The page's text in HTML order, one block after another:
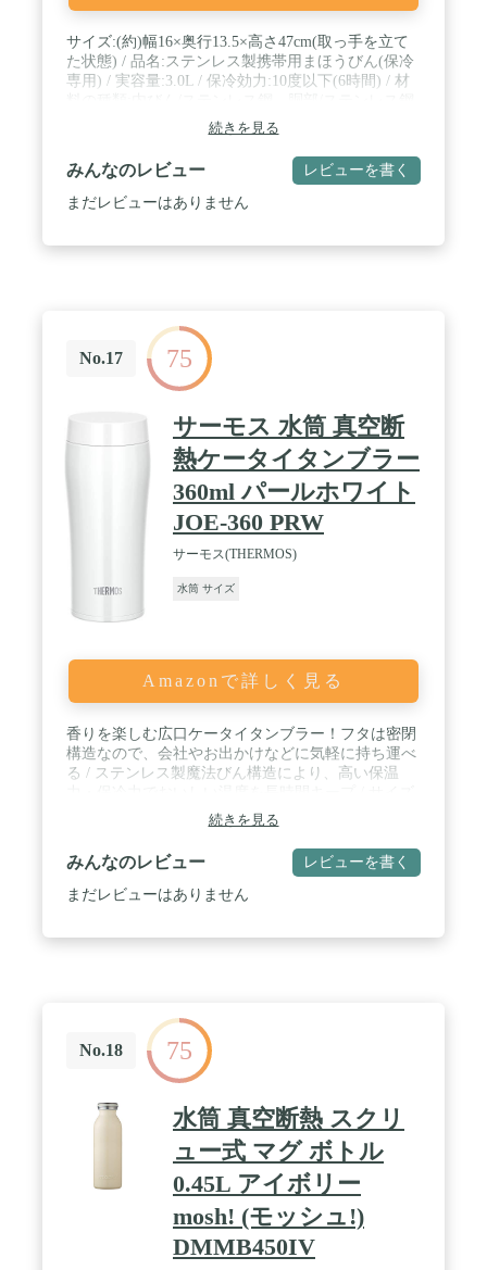
サイズ:(約)幅16×奥行13.5×高さ47cm(取っ手を立て
た状態) / 品名:ステンレス製携帯用まほうびん(保冷
専用) / 実容量:3.0L / 保冷効力:10度以下(6時間) / 材
(アクリル樹脂塗装)、ふた栓本体/ポリプロピレン、
キャップ/ABS樹脂、開閉ボタン・ロックレバー/ポ
リアセタール、パッキン・飲み口パッキン/シリコー
ンゴム、底キャップ/シリコーンゴム、ハンドル/ポ
リプロピレン
続きを見る
みんなのレビュー レビューを書く
まだレビューはありません
No.17 75
サーモス 水筒 真空断
熱ケータイタンブラー
360ml パールホワイト
JOE-360 PRW
サーモス(THERMOS)
水筒 サイズ
Amazonで詳しく見る
香りを楽しむ広口ケータイタンブラー！フタは密閉
構造なので、会社やお出かけなどに気軽に持ち運べ
る / ステンレス製魔法びん構造により、高い保温
(約):7.5×7.5×17.5cm、本体重量(約):200g、容
量:360ml / 保温効力:68度以上（6時間）/保冷効力:10
度以下（6時間） / 生産国:中国
続きを見る
みんなのレビュー レビューを書く
まだレビューはありません
No.18 75
水筒 真空断熱 スクリ
ュー式 マグ ボトル
0.45L アイボリー
mosh! (モッシュ!)
DMMB450IV